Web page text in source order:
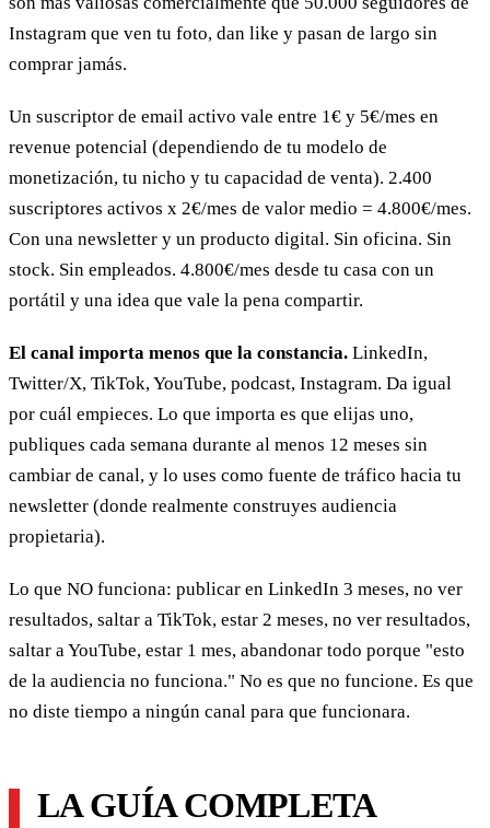
Instagram que ven tu foto, dan like y pasan de largo sin
comprar jamás.
Un suscriptor de email activo vale entre 1€ y 5€/mes en
revenue potencial (dependiendo de tu modelo de
monetización, tu nicho y tu capacidad de venta). 2.400
suscriptores activos x 2€/mes de valor medio = 4.800€/mes.
Con una newsletter y un producto digital. Sin oficina. Sin
stock. Sin empleados. 4.800€/mes desde tu casa con un
portátil y una idea que vale la pena compartir.
El canal importa menos que la constancia. LinkedIn,
Twitter/X, TikTok, YouTube, podcast, Instagram. Da igual
por cuál empieces. Lo que importa es que elijas uno,
publiques cada semana durante al menos 12 meses sin
cambiar de canal, y lo uses como fuente de tráfico hacia tu
newsletter (donde realmente construyes audiencia
propietaria).
Lo que NO funciona: publicar en LinkedIn 3 meses, no ver
resultados, saltar a TikTok, estar 2 meses, no ver resultados,
saltar a YouTube, estar 1 mes, abandonar todo porque "esto
de la audiencia no funciona." No es que no funcione. Es que
no diste tiempo a ningún canal para que funcionara.
LA GUÍA COMPLETA